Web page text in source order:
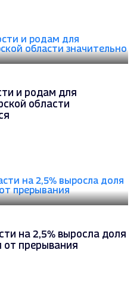
и родам для
области
на 2,5% выросла доля
прерывания